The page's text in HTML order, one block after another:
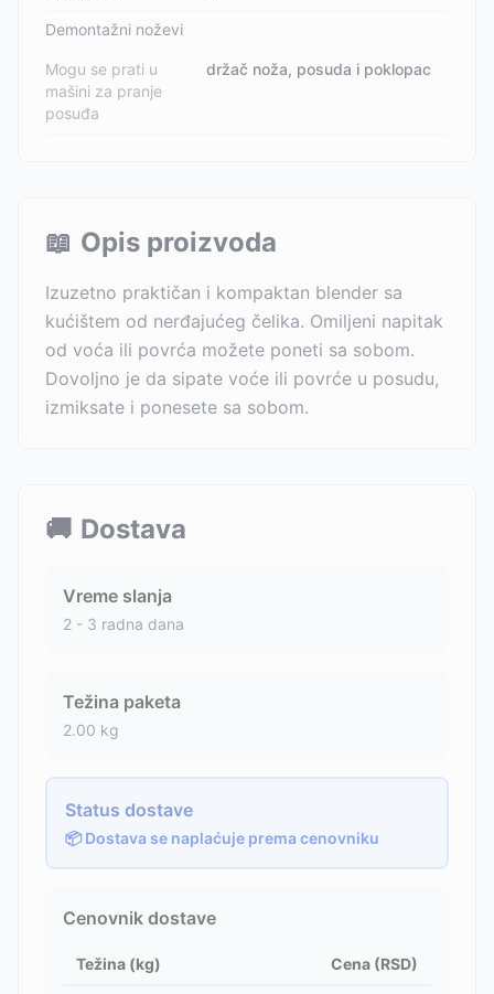
Demontažni noževi
Mogu se prati u
mašini za pranje
posuđa
držač noža, posuda i poklopac
📖 Opis proizvoda
Izuzetno praktičan i kompaktan blender sa
kućištem od nerđajućeg čelika. Omiljeni napitak
od voća ili povrća možete poneti sa sobom.
Dovoljno je da sipate voće ili povrće u posudu,
izmiksate i ponesete sa sobom.
🚚 Dostava
Vreme slanja
2 - 3 radna dana
Težina paketa
2.00 kg
Status dostave
📦 Dostava se naplaćuje prema cenovniku
Cenovnik dostave
Težina (kg) Cena (RSD)